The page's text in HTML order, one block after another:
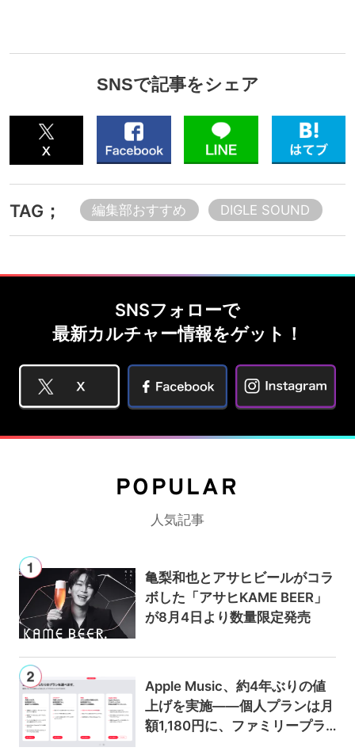
SNSで記事をシェア
TAG； 編集部おすすめ DIGLE SOUND
SNSフォローで
最新カルチャー情報をゲット！
POPULAR
人気記事
亀梨和也とアサヒビールがコラ
ボした「アサヒKAME BEER」
が8月4日より数量限定発売
Apple Music、約4年ぶりの値
上げを実施——個人プランは月
額1,180円に、ファミリープラ